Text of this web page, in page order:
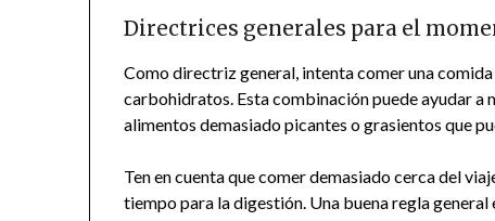
Directrices generales para el
Como directriz general, intenta comer una
carbohidratos. Esta combinación puede ayudar a
alimentos demasiado picantes o grasientos que
Ten en cuenta que comer demasiado cerca del
tiempo para la digestión. Una buena regla